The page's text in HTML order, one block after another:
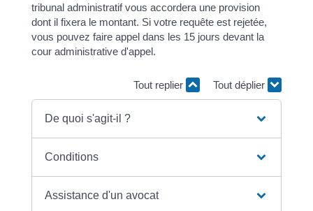
tribunal administratif vous accordera une provision
dont il fixera le montant. Si votre requête est rejetée,
vous pouvez faire appel dans les 15 jours devant la
cour administrative d'appel.
Tout replier Tout déplier
De quoi s'agit-il ?
Conditions
Assistance d'un avocat